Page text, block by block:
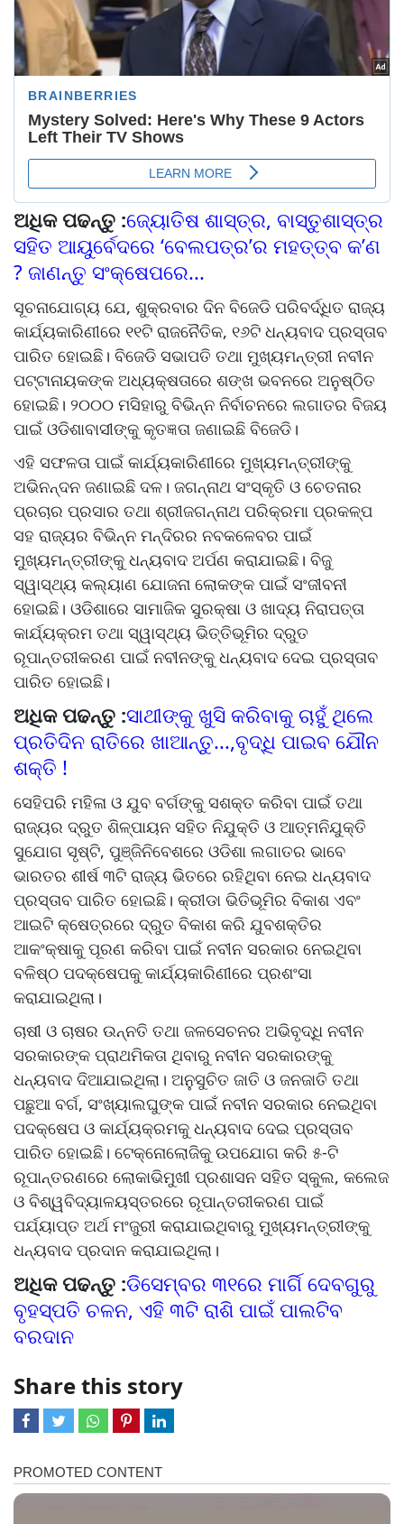
ଅଧିକ ପଢନ୍ତୁ :ଜ୍ୟୋତିଷ ଶାସ୍ତ୍ର, ବାସ୍ତୁଶାସ୍ତ୍ର
ସହିତ ଆୟୁର୍ବେଦରେ ‘ବେଲପତ୍ର’ର ମହତ୍ତ୍ବ କ’ଣ
? ଜାଣନ୍ତୁ ସଂକ୍ଷେପରେ...
ସୂଚନାଯୋଗ୍ୟ ଯେ, ଶୁକ୍ରବାର ଦିନ ବିଜେଡି ପରିବର୍ଦ୍ଧିତ ରାଜ୍ୟ
କାର୍ଯ୍ୟକାରିଣୀରେ ୧୧ଟି ରାଜନୈତିକ, ୧୬ଟି ଧନ୍ୟବାଦ ପ୍ରସ୍ତାବ
ପାରିତ ହୋଇଛି। ବିଜେଡି ସଭାପତି ତଥା ମୁଖ୍ୟମନ୍ତ୍ରୀ ନବୀନ
ପଟ୍ଟାନାୟକଙ୍କ ଅଧ୍ୟକ୍ଷତାରେ ଶଙ୍ଖ ଭବନରେ ଅନୁଷ୍ଠିତ
ହୋଇଛି। ୨୦୦୦ ମସିହାରୁ ବିଭିନ୍ନ ନିର୍ବାଚନରେ ଲଗାତର ବିଜୟ
ପାଇଁ ଓଡିଶାବାସୀଙ୍କୁ କୃତଜ୍ଞତା ଜଣାଇଛି ବିଜେଡି।
ଏହି ସଫଳତା ପାଇଁ କାର୍ଯ୍ୟକାରିଣୀରେ ମୁଖ୍ୟମନ୍ତ୍ରୀଙ୍କୁ
ଅଭିନନ୍ଦନ ଜଣାଇଛି ଦଳ। ଜଗନ୍ନାଥ ସଂସ୍କୃତି ଓ ଚେତନାର
ପ୍ରଚାର ପ୍ରସାର ତଥା ଶ୍ରୀଜଗନ୍ନାଥ ପରିକ୍ରମା ପ୍ରକଳ୍ପ
ସହ ରାଜ୍ୟର ବିଭିନ୍ନ ମନ୍ଦିରର ନବକଳେବର ପାଇଁ
ମୁଖ୍ୟମନ୍ତ୍ରୀଙ୍କୁ ଧନ୍ୟବାଦ ଅର୍ପଣ କରାଯାଇଛି। ବିଜୁ
ସ୍ୱାସ୍ଥ୍ୟ କଲ୍ୟାଣ ଯୋଜନା ଲୋକଙ୍କ ପାଇଁ ସଂଜୀବନୀ
ହୋଇଛି। ଓଡିଶାରେ ସାମାଜିକ ସୁରକ୍ଷା ଓ ଖାଦ୍ୟ ନିରାପତ୍ତା
କାର୍ଯ୍ୟକ୍ରମ ତଥା ସ୍ୱାସ୍ଥ୍ୟ ଭିତ୍ତିଭୂମିର ଦ୍ରୁତ
ରୂପାନ୍ତରୀକରଣ ପାଇଁ ନବୀନଙ୍କୁ ଧନ୍ୟବାଦ ଦେଇ ପ୍ରସ୍ତାବ
ପାରିତ ହୋଇଛି।
ଅଧିକ ପଢନ୍ତୁ :ସାଥୀଙ୍କୁ ଖୁସି କରିବାକୁ ଚାହୁଁ ଥିଲେ
ପ୍ରତିଦିନ ରାତିରେ ଖାଆନ୍ତୁ...,ବୃଦ୍ଧି ପାଇବ ଯୌନ
ଶକ୍ତି !
ସେହିପରି ମହିଳା ଓ ଯୁବ ବର୍ଗଙ୍କୁ ସଶକ୍ତ କରିବା ପାଇଁ ତଥା
ରାଜ୍ୟର ଦ୍ରୁତ ଶିଳ୍ପାୟନ ସହିତ ନିଯୁକ୍ତି ଓ ଆତ୍ମନିଯୁକ୍ତି
ସୁଯୋଗ ସୃଷ୍ଟି, ପୁଞ୍ଜିନିବେଶରେ ଓଡିଶା ଲଗାତର ଭାବେ
ଭାରତର ଶୀର୍ଷ ୩ଟି ରାଜ୍ୟ ଭିତରେ ରହିଥିବା ନେଇ ଧନ୍ୟବାଦ
ପ୍ରସ୍ତାବ ପାରିତ ହୋଇଛି। କ୍ରୀଡା ଭିତିଭୂମିର ବିକାଶ ଏବଂ
ଆଇଟି କ୍ଷେତ୍ରରେ ଦ୍ରୁତ ବିକାଶ କରି ଯୁବଶକ୍ତିର
ଆକଂକ୍ଷାକୁ ପୂରଣ କରିବା ପାଇଁ ନବୀନ ସରକାର ନେଇଥିବା
ବଳିଷ୍ଠ ପଦକ୍ଷେପକୁ କାର୍ଯ୍ୟକାରିଣୀରେ ପ୍ରଶଂସା
କରାଯାଇଥିଲା।
ଚାଷୀ ଓ ଚାଷର ଉନ୍ନତି ତଥା ଜଳସେଚନର ଅଭିବୃଦ୍ଧି ନବୀନ
ସରକାରଙ୍କ ପ୍ରାଥମିକତା ଥିବାରୁ ନବୀନ ସରକାରଙ୍କୁ
ଧନ୍ୟବାଦ ଦିଆଯାଇଥିଲା। ଅନୁସୁଚିତ ଜାତି ଓ ଜନଜାତି ତଥା
ପଛୁଆ ବର୍ଗ, ସଂଖ୍ୟାଲଘୁଙ୍କ ପାଇଁ ନବୀନ ସରକାର ନେଇଥିବା
ପଦକ୍ଷେପ ଓ କାର୍ଯ୍ୟକ୍ରମକୁ ଧନ୍ୟବାଦ ଦେଇ ପ୍ରସ୍ତାବ
ପାରିତ ହୋଇଛି। ଟେକ୍ନୋଲୋଜିକୁ ଉପଯୋଗ କରି ୫-ଟି
ରୂପାନ୍ତରଣରେ ଲୋକାଭିମୁଖୀ ପ୍ରଶାସନ ସହିତ ସ୍କୁଲ, କଲେଜ
ଓ ବିଶ୍ୱବିଦ୍ୟାଳୟସ୍ତରରେ ରୂପାନ୍ତରୀକରଣ ପାଇଁ
ପର୍ଯ୍ୟାପ୍ତ ଅର୍ଥ ମଂଜୁରୀ କରାଯାଇଥିବାରୁ ମୁଖ୍ୟମନ୍ତ୍ରୀଙ୍କୁ
ଧନ୍ୟବାଦ ପ୍ରଦାନ କରାଯାଇଥିଲା।
ଅଧିକ ପଢନ୍ତୁ :ଡିସେମ୍ବର ୩୧ରେ ମାର୍ଗି ଦେବଗୁରୁ
ବୃହସ୍ପତି ଚଳନ, ଏହି ୩ଟି ରାଶି ପାଇଁ ପାଲଟିବ
ବରଦାନ
Share this story